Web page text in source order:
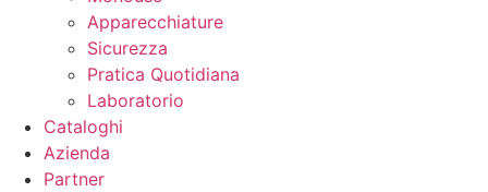
Apparecchiature
Sicurezza
Pratica Quotidiana
Laboratorio
Cataloghi
Azienda
Partner